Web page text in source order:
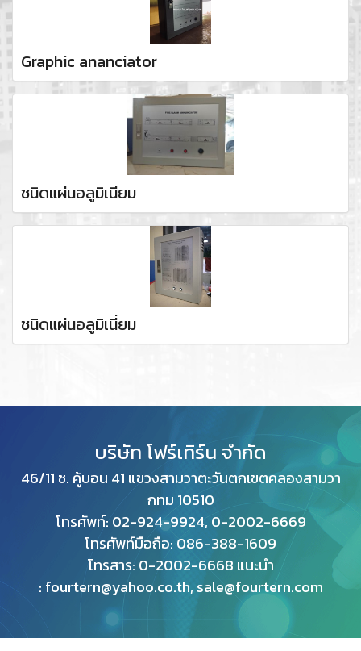
Graphic ananciator
ชนิดแผ่นอลูมิเนียม
ชนิดแผ่นอลูมิเนี่ยม
บริษัท โฟร์เทิร์น จำกัด
46/11 ซ. คู้บอน 41 แขวงสามวาตะวันตกเขตคลองสามวา
กทม 10510
โทรศัพท์: 02-924-9924, 0-2002-6669
โทรศัพท์มือถือ: 086-388-1609
โทรสาร: 0-2002-6668 แนะนำ
: fourtern@yahoo.co.th, sale@fourtern.com